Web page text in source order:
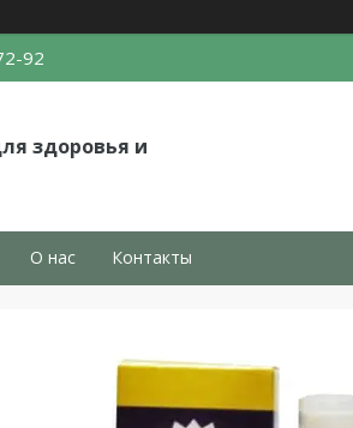
92
здоровья и
О нас Контакты